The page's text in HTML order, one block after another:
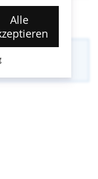
Veranstaltung
Alle